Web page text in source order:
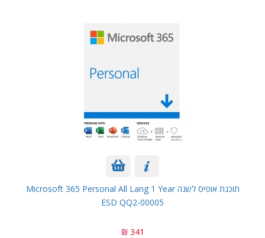
תוכנת אופיס לשנה Microsoft 365 Personal All Lang 1 Year
ESD QQ2-00005
341 ₪